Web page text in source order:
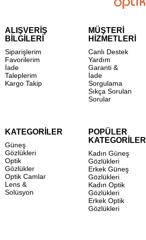
ALIŞVERİŞ
BİLGİLERİ
Siparişlerim
Favorilerim
İade
Taleplerim
Kargo Takip
MÜŞTERİ
HİZMETLERİ
Canlı Destek
Yardım
Garanti &
İade
Sorgulama
Sıkça Sorulan
Sorular
KATEGORİLER
Güneş
Gözlükleri
Optik
Gözlükler
Optik Camlar
Lens &
Solüsyon
POPÜLER
KATEGORİLER
Kadın Güneş
Gözlükleri
Erkek Güneş
Gözlükleri
Kadın Optik
Gözlükleri
Erkek Optik
Gözlükleri